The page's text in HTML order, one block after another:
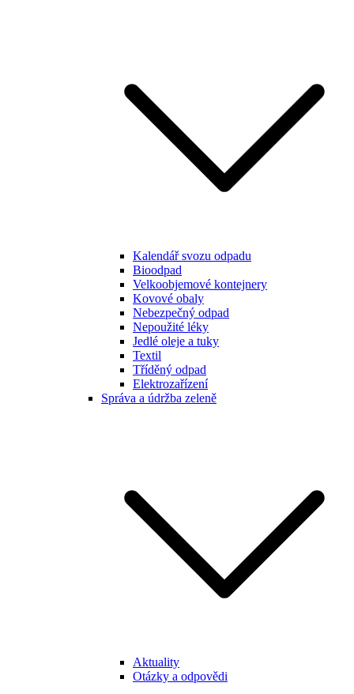
Kalendář svozu odpadu
Bioodpad
Velkoobjemové kontejnery
Kovové obaly
Nebezpečný odpad
Nepoužité léky
Jedlé oleje a tuky
Textil
Tříděný odpad
Elektrozařízení
Správa a údržba zeleně
Aktuality
Otázky a odpovědi